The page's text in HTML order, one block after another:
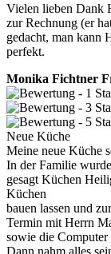
Vielen lieben Dank
zur Rechnung (er
gedacht, man kann
perfekt.
Monika Fichtner
Neue Küche
Meine neue Küche
In der Familie
gesagt Küchen
Küchen
bauen lassen und
Termin mit Herrn
sowie die Computer
Dann nahm alles